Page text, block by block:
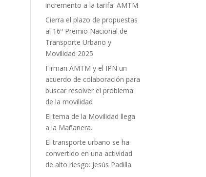
incremento a la tarifa: AMTM
Cierra el plazo de propuestas
al 16º Premio Nacional de
Transporte Urbano y
Movilidad 2025
Firman AMTM y el IPN un
acuerdo de colaboración para
buscar resolver el problema
de la movilidad
El tema de la Movilidad llega
a la Mañanera.
El transporte urbano se ha
convertido en una actividad
de alto riesgo: Jesús Padilla